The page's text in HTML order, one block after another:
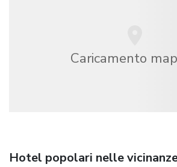
Caricamento
Hotel popolari nelle